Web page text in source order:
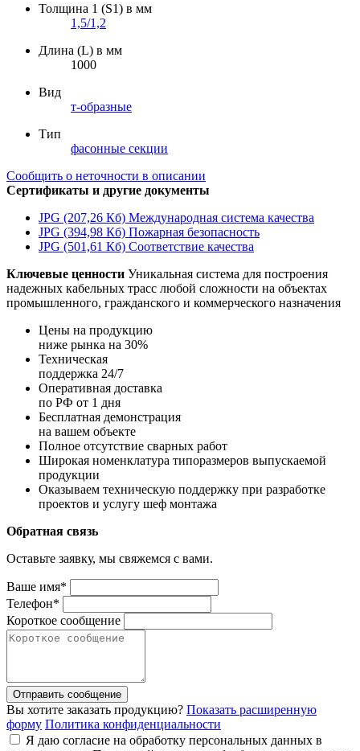
Толщина 1 (S1) в мм
1,5/1,2
Длина (L) в мм
1000
Вид
т-образные
Тип
фасонные секции
Сообщить о неточности в описании
Сертификаты и другие документы
JPG (207,26 Кб) Международная система качества
JPG (394,98 Кб) Пожарная безопасность
JPG (501,61 Кб) Соответствие качества
Ключевые ценности Уникальная система для построения
надежных кабельных трасс любой сложности на объектах
промышленного, гражданского и коммерческого назначения
Цены на продукцию
ниже рынка на 30%
Техническая
поддержка 24/7
Оперативная доставка
по РФ от 1 дня
Бесплатная демонстрация
на вашем объекте
Полное отсутствие сварных работ
Широкая номенклатура типоразмеров выпускаемой
продукции
Оказываем техническую поддержку при разработке
проектов и услугу шеф монтажа
Обратная связь
Оставьте заявку, мы свяжемся с вами.
Ваше имя*
Телефон*
Короткое сообщение
Отправить сообщение
Вы хотите заказать продукцию? Показать расширенную
форму Политика конфиденциальности
Я даю согласие на обработку персональных данных в